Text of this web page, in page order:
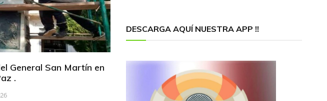
General San Martín en
.
DESCARGA AQUÍ NUESTRA APP !!